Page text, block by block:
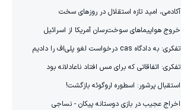
آکادمی، امید تازه استقلال در روزهای سخت
خروج هواپیماهای سوخت‌رسان آمریکا از اسرائیل
تفکری: به دادگاه cas درخواست لغو پلی‌اف را دادیم
تفکری: اتفاقاتی که برای مس افتاد ناعادلانه بود
استقبال پرشور: اسطوره اروگوئه بازگشت!
اخراج عجیب در بازی دوستانه پیکان - نساجی